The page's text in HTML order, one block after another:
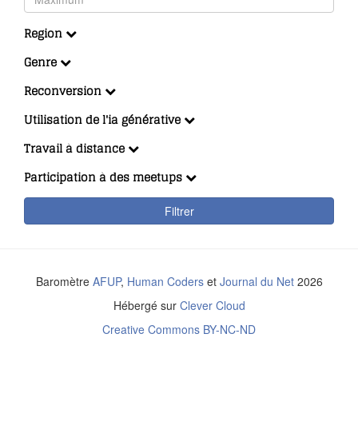
Region
Genre
Reconversion
Utilisation de l'ia générative
Travail à distance
Participation à des meetups
Filtrer
Baromètre AFUP, Human Coderset Journal du Net2026
Hébergé sur Clever Cloud
Creative Commons BY-NC-ND